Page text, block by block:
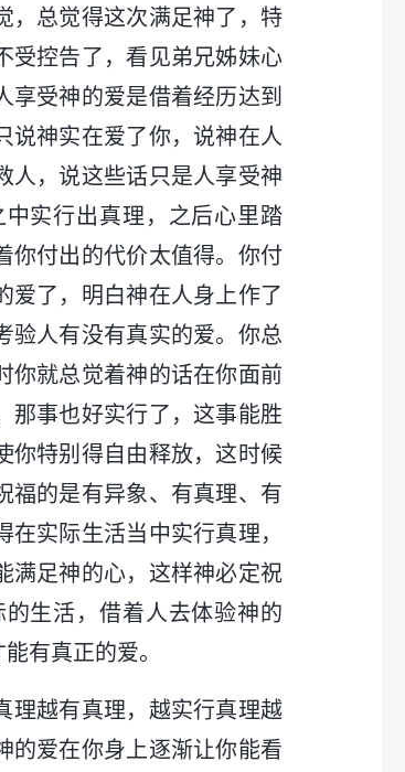
，总觉得这次满足神了，特
受控告了，看见弟兄姊妹心
享受神的爱是借着经历达到
说神实在爱了你，说神在人
人，说这些话只是人享受神
实行出真理，之后心里踏
你付出的代价太值得。你付
爱了，明白神在人身上作了
验人有没有真实的爱。你总
你就总觉着神的话在你面前
那事也好实行了，这事能胜
你特别得自由释放，这时候
福的是有异象、有真理、有
实际生活当中实行真理，
满足神的心，这样神必定祝
生活，借着人去体验神的
有真正的爱。
理越有真理，越实行真理越
的爱在你身上逐渐让你能看